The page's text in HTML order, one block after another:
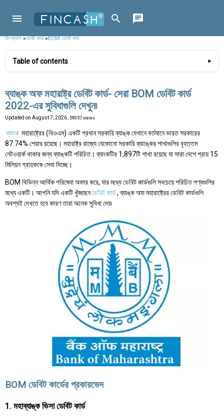
ফিনক্যাশ»ডেবিট কার্ড»BOM ডেবিট কার্ড
Table of contents
ব্যাঙ্ক অফ মহারাষ্ট্র ডেবিট কার্ড- সেরা BOM ডেবিট কার্ড
2022-এর সুবিধাগুলি দেখুন৷
Updated on August 7, 2026 , 59057 views
ব্যাংক মহারাষ্ট্রের (বিওএম) একটি প্রধান সরকারি ব্যাঙ্ক যেখানে বর্তমানে ভারত সরকারের
87.74% শেয়ার রয়েছে। মহারাষ্ট্র রাজ্যে যেকোনো সরকারি ব্যাঙ্কের শাখাগুলির বৃহত্তম
নেটওয়ার্ক থাকার জন্য ব্যাঙ্কটি পরিচিত। ব্যাংকটির 1,897টি শাখা রয়েছে যা সারা দেশে প্রায় 15
মিলিয়ন গ্রাহককে সেবা দিচ্ছে।
BOM বিভিন্ন আর্থিক পরিষেবা অফার করে, যার মধ্যে ডেবিট কার্ডগুলি সবচেয়ে পরিচিত পণ্যগুলির
মধ্যে একটি। আপনি যদি একটি খুঁজছেনডেবিট কার্ড, ব্যাঙ্ক অফ মহারাষ্ট্রের ডেবিট কার্ডগুলি
অবশ্যই দেখতে হবে কারণ তারা অনেক সুবিধা দেয়৷
BOM ডেবিট কার্ডের প্রকারভেদ
1. মহাব্যাঙ্ক ভিসা ডেবিট কার্ড